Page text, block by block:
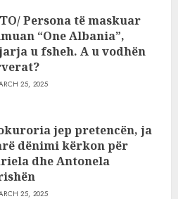
Persona të maskuar
“One Albania”,
u fsheh. A u vodhën
25, 2025
jep pretencën, ja
dënimi kërkon për
dhe Antonela
25, 2025